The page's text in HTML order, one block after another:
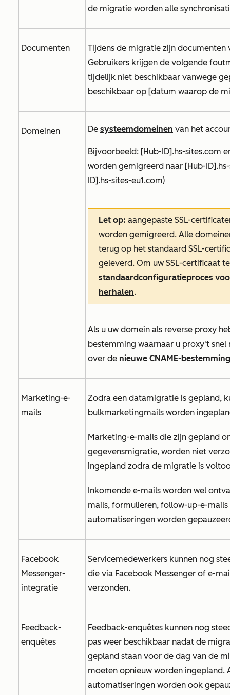
de migratie worden alle
Documenten
Tijdens de migratie zijn
Gebruikers krijgen de volgende
tijdelijk niet beschikbaar vanwege
beschikbaar op [datum waarop de
Domeinen De systeemdomeinen van het
Bijvoorbeeld: [Hub-ID].hs-sites.com
worden gemigreerd naar [Hub-
ID].hs-sites-eu1.com)
Let op: aangepaste SSL-
worden gemigreerd. Alle
terug op het standaard SSL-
geleverd. Om uw SSL-certificaat
standaardconfiguratieproces
herhalen.
Als u uw domein als reverse proxy
bestemming waarnaar u proxy't
over de nieuwe CNAME-bestemming
Marketing-e-
mails
Zodra een datamigratie is gepland,
bulkmarketingmails worden
Marketing-e-mails die zijn gepland
gegevensmigratie, worden niet
ingepland zodra de migratie is
Inkomende e-mails worden wel
mails, formulieren, follow-up-e-
automatiseringen worden
Facebook
Messenger-
integratie
Servicemedewerkers kunnen nog
die via Facebook Messenger of e-
verzonden.
Feedback-
enquêtes
Feedback-enquêtes kunnen nog
pas weer beschikbaar nadat de
gepland staan voor de dag van de
moeten opnieuw worden ingepland.
automatiseringen worden ook